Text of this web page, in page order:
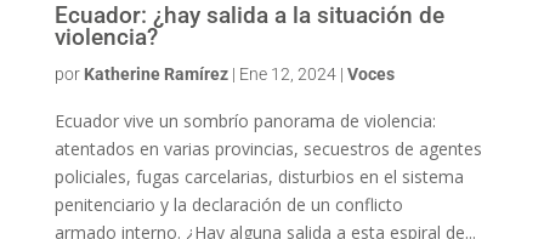
Ecuador: ¿hay salida a la situación de
violencia?
por Katherine Ramírez| Ene 12, 2024| Voces
Ecuador vive un sombrío panorama de violencia:
atentados en varias provincias, secuestros de agentes
policiales, fugas carcelarias, disturbios en el sistema
penitenciario y la declaración de un conflicto
armado interno. ¿Hay alguna salida a esta espiral de...